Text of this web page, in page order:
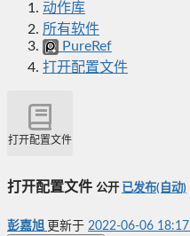
动作库
所有软件
PureRef
打开配置文件
打开配置文件
打开配置文件 公开 已发布(自动)
彭嘉旭 更新于 2022-06-06 18:17